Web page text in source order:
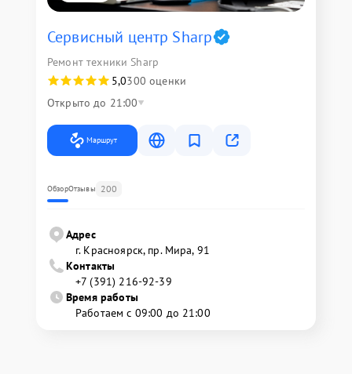
Сервисный центр Sharp
Ремонт техники Sharp
5,0300 оценки
Открыто до 21:00
Маршрут
ОбзорОтзывы 200
Адрес
г. Красноярск, ​пр. Мира, 91
Контакты
+7 (391) 216-92-39
Время работы
Работаем с 09:00 до 21:00